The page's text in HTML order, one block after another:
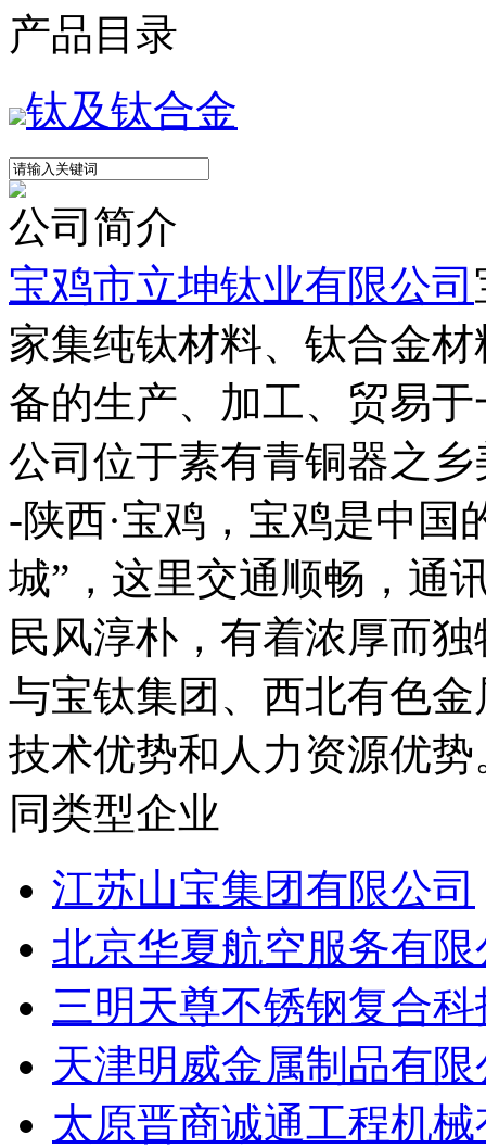
产品目录
钛及钛合金
公司简介
宝鸡市立坤钛业有限公司
家集纯钛材料、钛合金
备的生产、加工、贸易
公司位于素有青铜器之
-陕西·宝鸡，宝鸡是中国
城”，这里交通顺畅，通
民风淳朴，有着浓厚而
与宝钛集团、西北有色
技术优势和人力资源优
同类型企业
江苏山宝集团有限公司
北京华夏航空服务有限
三明天尊不锈钢复合
天津明威金属制品有
太原晋商诚通工程机